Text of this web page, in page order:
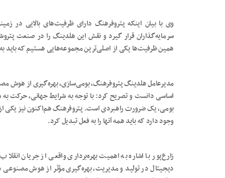
وی با بیان اینکه پتروفرهنگ دارای ظرفیت‌های بالایی در
سرمایه‌گذاران قرار گیرد و نقش این هلدینگ را در صنعت
همین ظرفیت‌ها یکی از اصلی‌ترین مجموعه‌هایی هستیم که باید
مدیرعامل هلدینگ پتروفرهنگ، بومی‌سازی، بهره‌گیری از هوش
اساسی دانست و تصریح کرد: با توجه به شرایط جهانی، حرکت
بومی، یک ضرورت راهبردی است. پتروفرهنگ هم‌اکنون نیز یکی
وجود دارد که باید همه آنها را به فعل تبدیل کرد.
زارع‌پور با اشاره به اهمیت بهره‌برداری واقعی از جریان
دیجیتال در تولید و مدیریت، بهره‌گیری مؤثر از هوش